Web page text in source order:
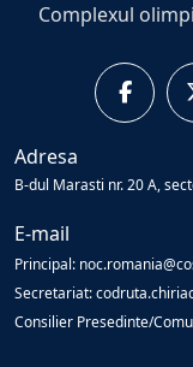
Complexul
Adresa
B-dul Marasti nr. 20 A,
E-mail
Principal:
Secretariat:
Consilier Presedinte/